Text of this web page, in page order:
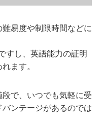
易度や制限時間などに
すし、英語能力の証明
ます。
で、いつでも気軽に受
ンテージがあるのでは